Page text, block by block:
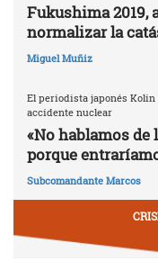
Fukushima 2019,
normalizar la
Miguel Muñiz
El periodista japonés Kolin
accidente nuclear
«No hablamos
porque
Subcomandante Marcos